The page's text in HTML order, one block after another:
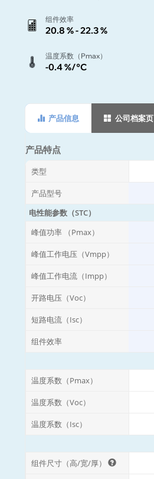
组件效率
20.8 % - 22.3 %
温度系数（Pmax）
-0.4 %/°C
产品信息 公司档案页
产品特点
类型
产品型号
电性能参数（STC）
峰值功率 （Pmax）
峰值工作电压（Vmpp）
峰值工作电流（Impp）
开路电压（Voc）
短路电流（Isc）
组件效率
温度系数（Pmax）
温度系数（Voc）
温度系数（Isc）
组件尺寸（高/宽/厚）